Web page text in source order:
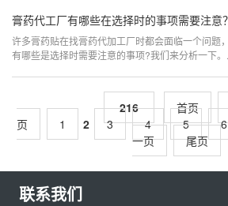
膏药代工厂有哪些在选择时的事项需要注意？
许多膏药贴在找膏药代加工厂时都会面临一个问题
有哪些是选择时需要注意的事项?我们来分析一下。
216 首页
页
1 2 3 4 5 6
一页
尾页
联系我们